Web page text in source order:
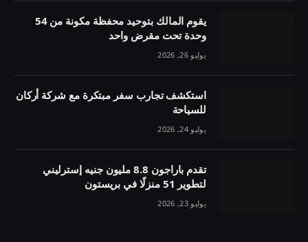
يقوم المالك بتوحيد محفظة مكونة من 54
وحدة تحت مقرض واحد
يوليو 26, 2026
استكشف تجارب سفر مبتكرة مع شركة أركان
للسياحة
يوليو 24, 2026
تقدم باراجون 8.8 مليون جنيه إسترليني
لتطوير 51 منزلًا في بريستون
يوليو 23, 2026